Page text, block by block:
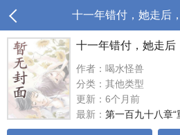
十一年错付，她走后
十一年错付，她走后
作者：喝水怪兽
分类：其他类型
更新：6个月前
最新： 第一百九十八章“